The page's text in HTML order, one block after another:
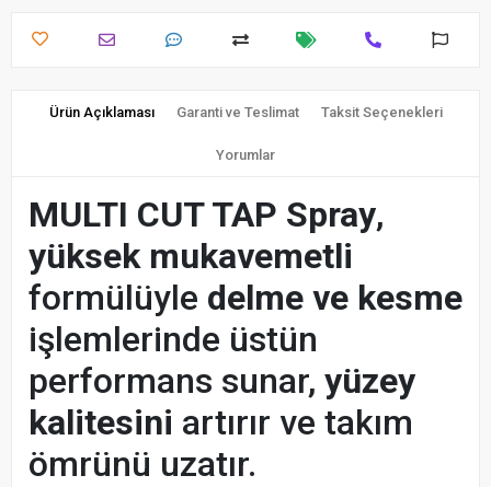
Ürün Açıklaması Garanti ve Teslimat Taksit Seçenekleri
Yorumlar
MULTI CUT TAP Spray,
yüksek mukavemetli
formülüyle delme ve kesme
işlemlerinde üstün
performans sunar, yüzey
kalitesini artırır ve takım
ömrünü uzatır.